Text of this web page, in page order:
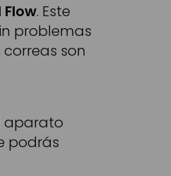
. Este
problemas
son
aparato
podrás